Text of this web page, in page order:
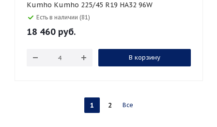
Kumho Kumho 225/45 R19 HA32 96W
Есть в наличии (81)
18 460 руб.
В корзину
1 2 Все